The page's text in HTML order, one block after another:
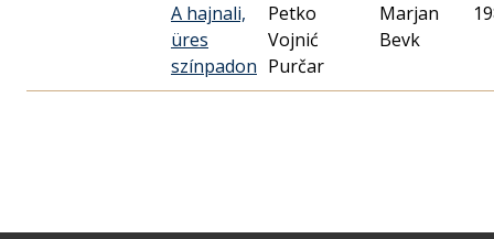
A hajnali,
üres
színpadon
Petko
Vojnić
Purčar
Marjan
Bevk